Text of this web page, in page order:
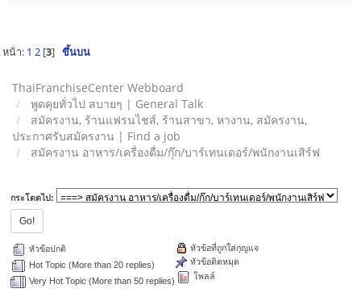
หน้า: 1 2[3] ขึ้นบน
ThaiFranchiseCenter Webboard
พูดคุยทั่วไป สบายๆ | General Talk
สมัครงาน, ร้านแฟรนไชส์, ร้านสาขา, หางาน, สมัครงาน,
ประกาศรับสมัครงาน | Find a job
สมัครงาน อาหาร/เครื่องดื่ม/กุ๊ก/บาร์เทนเดอร์/พนักงานเสิร์ฟ
กระโดดไป:
หัวข้อปกติ
Hot Topic (More than 20 replies)
Very Hot Topic (More than 50 replies)
หัวข้อที่ถูกใส่กุญแจ
หัวข้อติดหมุด
โพลล์